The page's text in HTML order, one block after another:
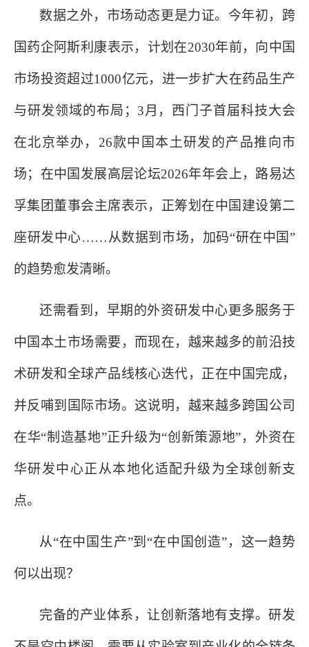
数据之外，市场动态更是力证。今年初，跨
国药企阿斯利康表示，计划在2030年前，向中国
市场投资超过1000亿元，进一步扩大在药品生产
与研发领域的布局；3月，西门子首届科技大会
在北京举办，26款中国本土研发的产品推向市
场；在中国发展高层论坛2026年年会上，路易达
孚集团董事会主席表示，正筹划在中国建设第二
座研发中心……从数据到市场，加码“研在中国”
的趋势愈发清晰。
还需看到，早期的外资研发中心更多服务于
中国本土市场需要，而现在，越来越多的前沿技
术研发和全球产品线核心迭代，正在中国完成，
并反哺到国际市场。这说明，越来越多跨国公司
在华“制造基地”正升级为“创新策源地”，外资在
华研发中心正从本地化适配升级为全球创新支
点。
从“在中国生产”到“在中国创造”，这一趋势
何以出现？
完备的产业体系，让创新落地有支撑。研发